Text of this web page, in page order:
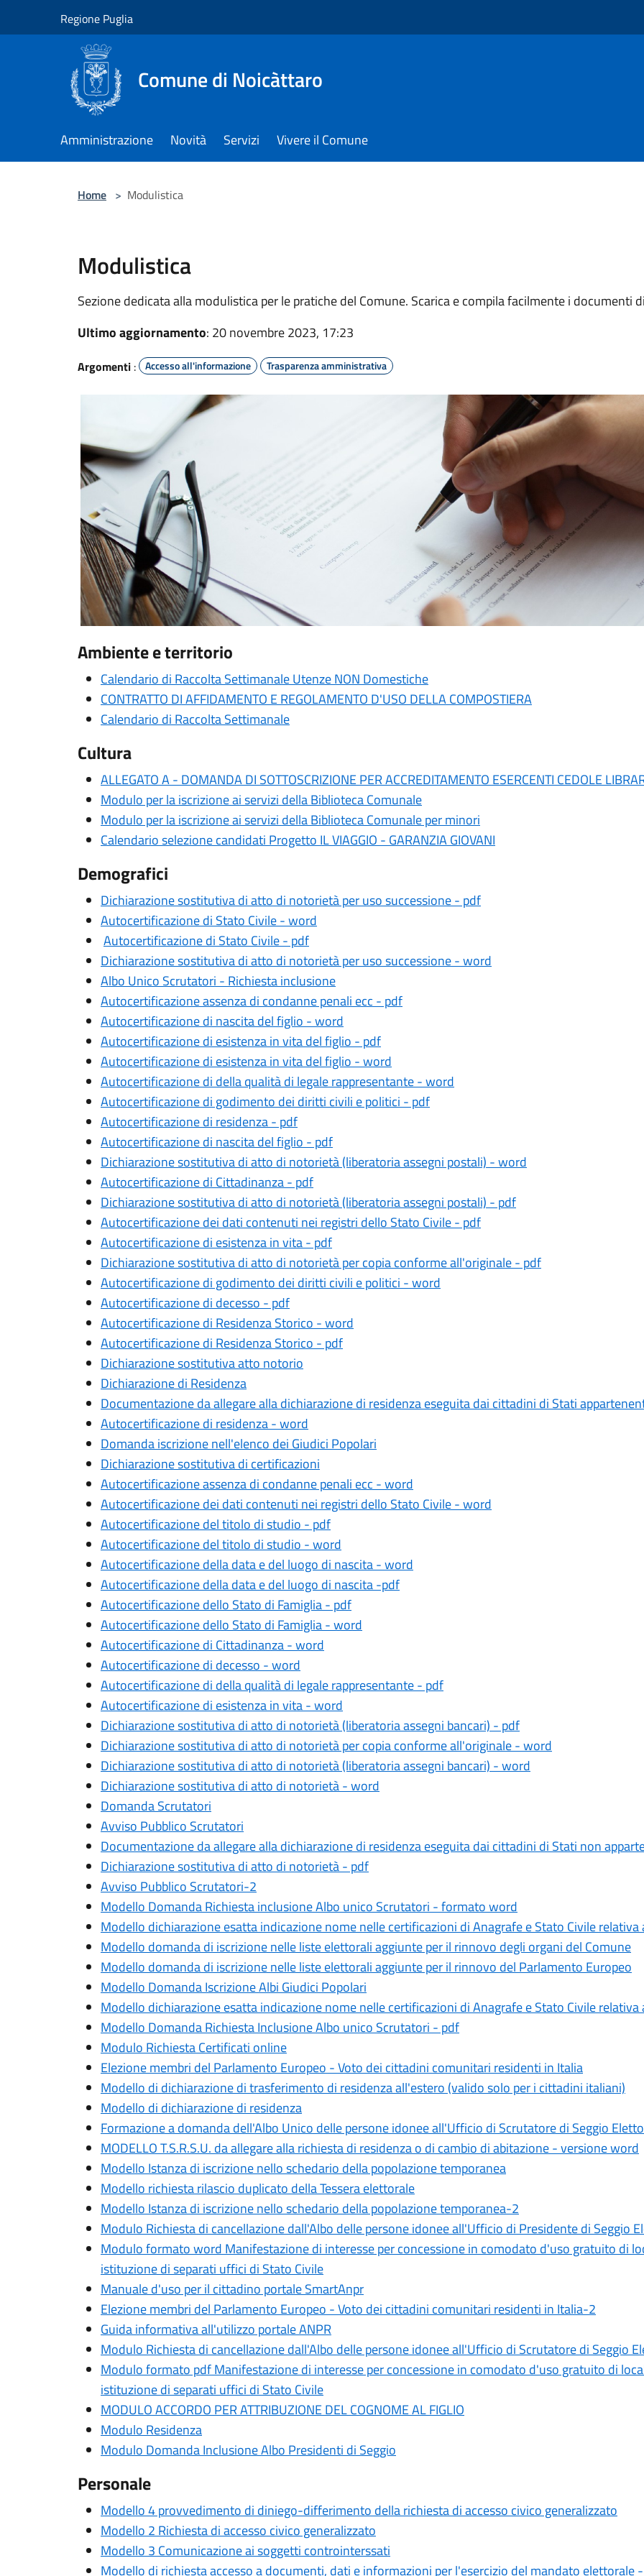
Regione Puglia
Comune di Noicàttaro
Amministrazione Novità Servizi Vivere il Comune
Home > Modulistica
Modulistica
Sezione dedicata alla modulistica per le pratiche del Comune. Scarica e compila facilmente i documenti
Ultimo aggiornamento: 20 novembre 2023, 17:23
Argomenti : Accesso all'informazione Trasparenza amministrativa
Ambiente e territorio
Calendario di Raccolta Settimanale Utenze NON Domestiche
CONTRATTO DI AFFIDAMENTO E REGOLAMENTO D'USO DELLA COMPOSTIERA
Calendario di Raccolta Settimanale
Cultura
ALLEGATO A - DOMANDA DI SOTTOSCRIZIONE PER ACCREDITAMENTO ESERCENTI CEDOLE
Modulo per la iscrizione ai servizi della Biblioteca Comunale
Modulo per la iscrizione ai servizi della Biblioteca Comunale per minori
Calendario selezione candidati Progetto IL VIAGGIO - GARANZIA GIOVANI
Demografici
Dichiarazione sostitutiva di atto di notorietà per uso successione - pdf
Autocertificazione di Stato Civile - word
Autocertificazione di Stato Civile - pdf
Dichiarazione sostitutiva di atto di notorietà per uso successione - word
Albo Unico Scrutatori - Richiesta inclusione
Autocertificazione assenza di condanne penali ecc - pdf
Autocertificazione di nascita del figlio - word
Autocertificazione di esistenza in vita del figlio - pdf
Autocertificazione di esistenza in vita del figlio - word
Autocertificazione di della qualità di legale rappresentante - word
Autocertificazione di godimento dei diritti civili e politici - pdf
Autocertificazione di residenza - pdf
Autocertificazione di nascita del figlio - pdf
Dichiarazione sostitutiva di atto di notorietà (liberatoria assegni postali) - word
Autocertificazione di Cittadinanza - pdf
Dichiarazione sostitutiva di atto di notorietà (liberatoria assegni postali) - pdf
Autocertificazione dei dati contenuti nei registri dello Stato Civile - pdf
Autocertificazione di esistenza in vita - pdf
Dichiarazione sostitutiva di atto di notorietà per copia conforme all'originale - pdf
Autocertificazione di godimento dei diritti civili e politici - word
Autocertificazione di decesso - pdf
Autocertificazione di Residenza Storico - word
Autocertificazione di Residenza Storico - pdf
Dichiarazione sostitutiva atto notorio
Dichiarazione di Residenza
Documentazione da allegare alla dichiarazione di residenza eseguita dai cittadini di Stati
Autocertificazione di residenza - word
Domanda iscrizione nell'elenco dei Giudici Popolari
Dichiarazione sostitutiva di certificazioni
Autocertificazione assenza di condanne penali ecc - word
Autocertificazione dei dati contenuti nei registri dello Stato Civile - word
Autocertificazione del titolo di studio - pdf
Autocertificazione del titolo di studio - word
Autocertificazione della data e del luogo di nascita - word
Autocertificazione della data e del luogo di nascita -pdf
Autocertificazione dello Stato di Famiglia - pdf
Autocertificazione dello Stato di Famiglia - word
Autocertificazione di Cittadinanza - word
Autocertificazione di decesso - word
Autocertificazione di della qualità di legale rappresentante - pdf
Autocertificazione di esistenza in vita - word
Dichiarazione sostitutiva di atto di notorietà (liberatoria assegni bancari) - pdf
Dichiarazione sostitutiva di atto di notorietà per copia conforme all'originale - word
Dichiarazione sostitutiva di atto di notorietà (liberatoria assegni bancari) - word
Dichiarazione sostitutiva di atto di notorietà - word
Domanda Scrutatori
Avviso Pubblico Scrutatori
Documentazione da allegare alla dichiarazione di residenza eseguita dai cittadini di Stati non
Dichiarazione sostitutiva di atto di notorietà - pdf
Avviso Pubblico Scrutatori-2
Modello Domanda Richiesta inclusione Albo unico Scrutatori - formato word
Modello dichiarazione esatta indicazione nome nelle certificazioni di Anagrafe e Stato Civile
Modello domanda di iscrizione nelle liste elettorali aggiunte per il rinnovo degli organi del Comune
Modello domanda di iscrizione nelle liste elettorali aggiunte per il rinnovo del Parlamento Europeo
Modello Domanda Iscrizione Albi Giudici Popolari
Modello dichiarazione esatta indicazione nome nelle certificazioni di Anagrafe e Stato Civile relativa
Modello Domanda Richiesta Inclusione Albo unico Scrutatori - pdf
Modulo Richiesta Certificati online
Elezione membri del Parlamento Europeo - Voto dei cittadini comunitari residenti in Italia
Modello di dichiarazione di trasferimento di residenza all'estero (valido solo per i cittadini italiani)
Modello di dichiarazione di residenza
Formazione a domanda dell'Albo Unico delle persone idonee all'Ufficio di Scrutatore di Seggio
MODELLO T.S.R.S.U. da allegare alla richiesta di residenza o di cambio di abitazione - versione word
Modello Istanza di iscrizione nello schedario della popolazione temporanea
Modello richiesta rilascio duplicato della Tessera elettorale
Modello Istanza di iscrizione nello schedario della popolazione temporanea-2
Modulo Richiesta di cancellazione dall'Albo delle persone idonee all'Ufficio di Presidente di Seggio
Modulo formato word Manifestazione di interesse per concessione in comodato d'uso gratuito di
istituzione di separati uffici di Stato Civile
Manuale d'uso per il cittadino portale SmartAnpr
Elezione membri del Parlamento Europeo - Voto dei cittadini comunitari residenti in Italia-2
Guida informativa all'utilizzo portale ANPR
Modulo Richiesta di cancellazione dall'Albo delle persone idonee all'Ufficio di Scrutatore di Seggio
Modulo formato pdf Manifestazione di interesse per concessione in comodato d'uso gratuito di
istituzione di separati uffici di Stato Civile
MODULO ACCORDO PER ATTRIBUZIONE DEL COGNOME AL FIGLIO
Modulo Residenza
Modulo Domanda Inclusione Albo Presidenti di Seggio
Personale
Modello 4 provvedimento di diniego-differimento della richiesta di accesso civico generalizzato
Modello 2 Richiesta di accesso civico generalizzato
Modello 3 Comunicazione ai soggetti controinterssati
Modello di richiesta accesso a documenti, dati e informazioni per l'esercizio del mandato elettorale